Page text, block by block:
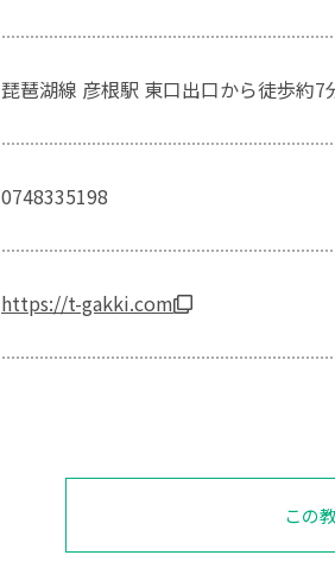
琵琶湖線 彦根駅 東口出口から徒歩約7
0748335198
https://t-gakki.com
この